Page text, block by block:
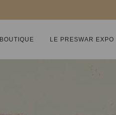
BOUTIQUE LE PRESWAR EXPO